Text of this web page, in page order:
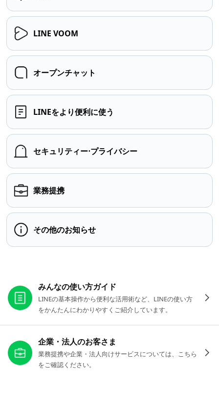
LINE VOOM
オープンチャット
LINEをより便利に使う
セキュリティー⋅プライバシー
業務提携
その他のお知らせ
みんなの使い方ガイド
LINEの基本操作から便利な活用術など、LINEの使い方
をかんたんにわかりやすくご紹介しています。
企業・法人のお客さま
業務提携や企業・法人向けサービスについては、こちら
をご確認ください。